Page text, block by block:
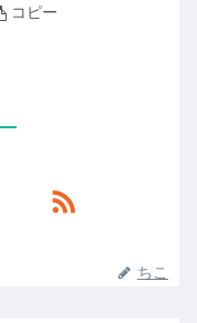
コピー
ちこ